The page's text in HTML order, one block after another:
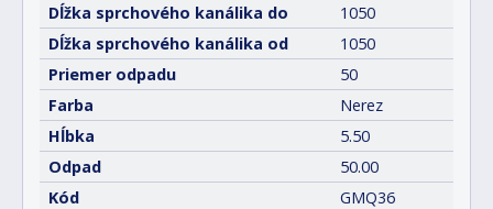
Dĺžka sprchového kanálika do
1050
Dĺžka sprchového kanálika od
1050
Priemer odpadu
50
Farba
Nerez
Hĺbka
5.50
Odpad
50.00
Kód
GMQ36